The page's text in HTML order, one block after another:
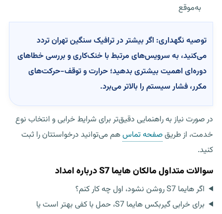
به‌موقع
توصیه نگهداری: اگر بیشتر در ترافیک سنگین تهران تردد
می‌کنید، به سرویس‌های مرتبط با خنک‌کاری و بررسی خطاهای
دوره‌ای اهمیت بیشتری بدهید؛ حرارت و توقف-حرکت‌های
مکرر، فشار سیستم را بالاتر می‌برد.
در صورت نیاز به راهنمایی دقیق‌تر برای شرایط خرابی و انتخاب نوع
خدمت، از طریقصفحه تماسهم می‌توانید درخواستتان را ثبت
کنید.
سوالات متداول مالکان هایما S7 درباره امداد
اگر هایما S7 روشن نشود، اول چه کار کنم؟
برای خرابی گیربکس هایما S7، حمل با کفی بهتر است یا